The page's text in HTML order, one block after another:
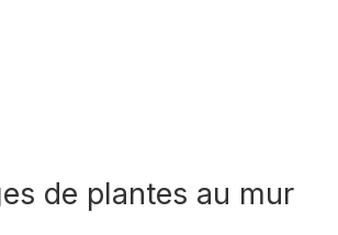
de plantes au mur